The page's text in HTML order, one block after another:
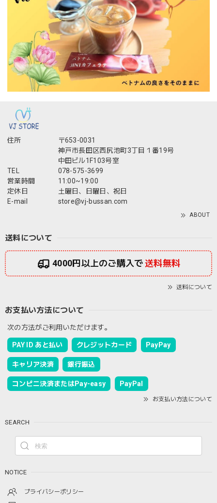
住所
〒653-0031
神戸市長田区西尻池町3丁目１番19号
中田ビル1F103号室
TEL
078-575-3699
営業時間
11:00~19:00
定休日
土曜日、日曜日、祝日
E-mail
store@vj-bussan.com
ABOUT
送料について
4000円以上のご購入で送料無料
送料について
お支払い方法について
次の方法がご利用いただけます。
PAY ID あと払い クレジットカード PayPay
キャリア決済 銀行振込
コンビニ決済またはPay-easy PayPal
お支払い方法について
SEARCH
NOTICE
プライバシーポリシー